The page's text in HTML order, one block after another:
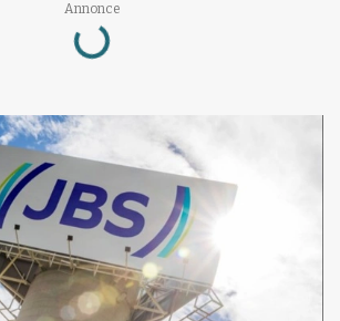
Annonce
Loading...